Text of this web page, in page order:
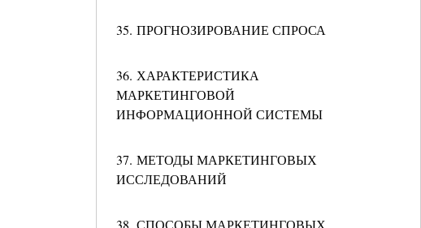
35. ПРОГНОЗИРОВАНИЕ СПРОСА
36. ХАРАКТЕРИСТИКА
МАРКЕТИНГОВОЙ
ИНФОРМАЦИОННОЙ СИСТЕМЫ
37. МЕТОДЫ МАРКЕТИНГОВЫХ
ИССЛЕДОВАНИЙ
38. СПОСОБЫ МАРКЕТИНГОВЫХ